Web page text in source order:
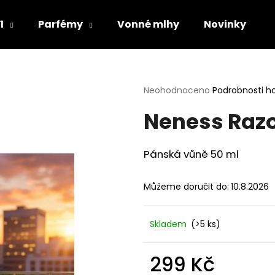
Parfémy Vonné mlhy Novinky
Průměrné
produktu
je
z
5
Neohodnoceno Podrobnosti
Neness
Pánská vůně 50 ml
Můžeme doručit do: 10.8.2026
Skladem (>5 ks)
299 Kč
HLEDAT
Doporučujeme